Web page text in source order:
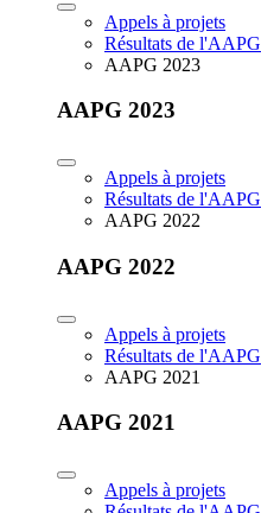
Appels à projets
Résultats de l'AAPG
AAPG 2023
AAPG 2023
Appels à projets
Résultats de l'AAPG
AAPG 2022
AAPG 2022
Appels à projets
Résultats de l'AAPG
AAPG 2021
AAPG 2021
Appels à projets